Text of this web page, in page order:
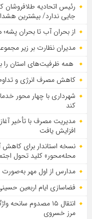
رئیس اتحادیه طلافروشان
جایی ندارد/ بیشترین
از بحران آب تا بحران
مدیران نظارت بر زیر
همه ظرفیت‌های استان را
کاهش مصرف انرژی و
شهرداری با چهار محور
کند
مدیریت مصرف با تأخیر
افزایش یافت
نسخه استاندار برای
محله‌محور» کلید تحول
مدارس از اول مهر
فضاسازی ایام اربعین
انتقال ۱۵ مصدوم
مرز خسروی